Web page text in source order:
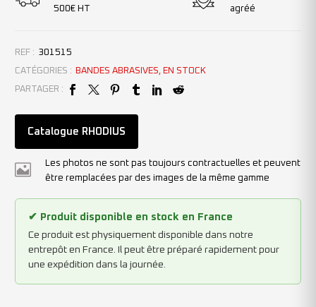
500€ HT
agréé
REF : 301515
CATÉGORIES :
BANDES ABRASIVES, EN STOCK
PARTAGER :
Catalogue RHODIUS
Les photos ne sont pas toujours contractuelles et peuvent
être remplacées par des images de la même gamme
✔ Produit disponible en stock en France
Ce produit est physiquement disponible dans notre
entrepôt en France. Il peut être préparé rapidement pour
une expédition dans la journée.